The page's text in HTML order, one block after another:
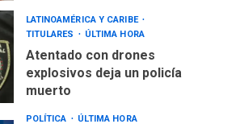
LATINOAMÉRICA Y CARIBE
TITULARES
ÚLTIMA HORA
Atentado con drones
explosivos deja un policía
muerto
POLÍTICA ÚLTIMA HORA